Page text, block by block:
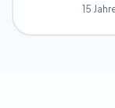
15